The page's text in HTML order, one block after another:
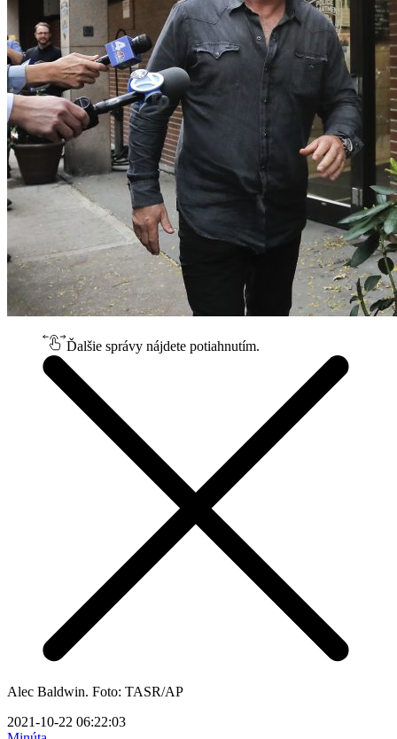
Ďalšie správy nájdete potiahnutím.
Alec Baldwin. Foto: TASR/AP
2021-10-22 06:22:03